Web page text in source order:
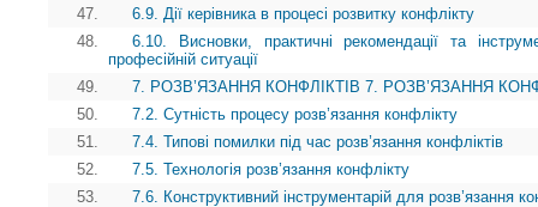
47.
6.9. Дії керівника в процесі розвитку конфлікту
48.
6.10. Висновки, практичні рекомендації та
професійній ситуації
49.
7. РОЗВ’ЯЗАННЯ КОНФЛІКТІВ 7. РОЗВ’ЯЗАННЯ
50.
7.2. Сутність процесу розв’язання конфлікту
51.
7.4. Типові помилки під час розв’язання конфліктів
52.
7.5. Технологія розв’язання конфлікту
53.
7.6. Конструктивний інструментарій для розв’язання